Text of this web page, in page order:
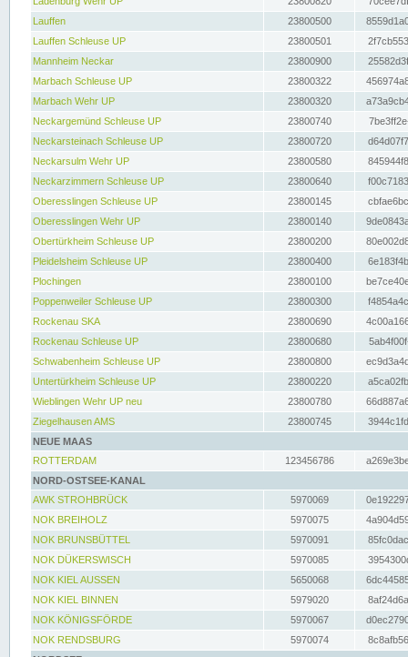
Lauffen
23800500
Lauffen Schleuse UP
23800501
Mannheim Neckar
23800900
Marbach Schleuse UP
23800322
Marbach Wehr UP
23800320
Neckargemünd Schleuse UP
23800740
Neckarsteinach Schleuse UP
23800720
Neckarsulm Wehr UP
23800580
Neckarzimmern Schleuse UP
23800640
Oberesslingen Schleuse UP
23800145
Oberesslingen Wehr UP
23800140
Obertürkheim Schleuse UP
23800200
Pleidelsheim Schleuse UP
23800400
Plochingen
23800100
Poppenweiler Schleuse UP
23800300
Rockenau SKA
23800690
Rockenau Schleuse UP
23800680
Schwabenheim Schleuse UP
23800800
Untertürkheim Schleuse UP
23800220
Wieblingen Wehr UP neu
23800780
Ziegelhausen AMS
23800745
NEUE MAAS
ROTTERDAM
123456786
NORD-OSTSEE-KANAL
AWK STROHBRÜCK
5970069
NOK BREIHOLZ
5970075
NOK BRUNSBÜTTEL
5970091
NOK DÜKERSWISCH
5970085
NOK KIEL AUSSEN
5650068
NOK KIEL BINNEN
5979020
NOK KÖNIGSFÖRDE
5970067
NOK RENDSBURG
5970074